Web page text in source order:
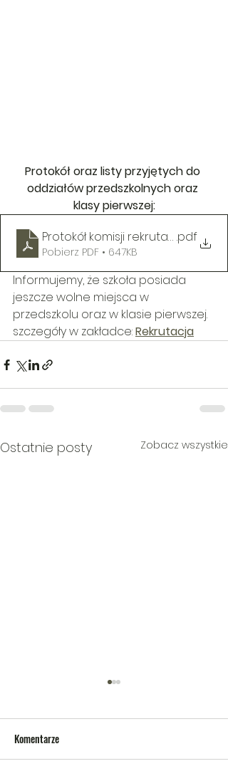
Protokół oraz listy przyjętych do
oddziałów przedszkolnych oraz
klasy pierwszej:
Protokół komisji rekrutacyjnej 2022
.pdf
Pobierz PDF • 647KB
Informujemy, że szkoła posiada
jeszcze wolne miejsca w
przedszkolu oraz w klasie pierwszej.
szczegóły w zakładce: Rekrutacja
Ostatnie posty Zobacz wszystkie
Komentarze